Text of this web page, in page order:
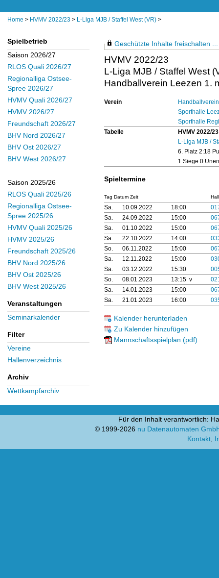
Home > HVMV 2022/23 > L-Liga MJB / Staffel West (VR) >
Spielbetrieb
Saison 2026/27
RLOS Quali 2026/27
Regionalliga Ostsee-
Spree 2026/27
HVMV Quali 2026/27
HVMV 2026/27
Freundschaft 2026/27
BHV Nord 2026/27
BHV Ost 2026/27
BHV West 2026/27
Saison 2025/26
RLOS Quali 2025/26
Regionalliga Ostsee-
Spree 2025/26
HVMV Quali 2025/26
HVMV 2025/26
Freundschaft 2025/26
BHV Nord 2025/26
BHV Ost 2025/26
BHV West 2025/26
Veranstaltungen
Seminarkalender
Filter
Vereine
Hallenverzeichnis
Archiv
Wettkampfarchiv
Geschützte Inhalte freischalten ...
HVMV 2022/23
L-Liga MJB / Staffel West
Handballverein Leezen 1.
Verein
Sporthalle
Sporthalle
Tabelle
HVMV 2022/23
L-Liga MJB /
6. Platz 2:18
1 Siege 0
Spieltermine
Tag Datum Zeit
Sa. 10.09.2022 18:00
Sa.
24.09.2022 15:00
Sa.
01.10.2022 15:00
Sa.
22.10.2022 14:00
So.
06.11.2022 15:00
Sa.
12.11.2022 15:00
Sa.
03.12.2022 15:30
So.
08.01.2023 13:15 v
Sa.
14.01.2023 15:00
Sa.
21.01.2023 16:00
Kalender herunterladen
Zu Kalender hinzufügen
Mannschaftsspielplan (pdf)
Für den Inhalt verantwortlich:
© 1999-2026 nu Datenautomaten
Kontakt,